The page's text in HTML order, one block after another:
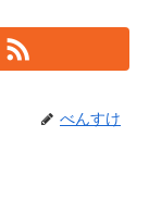
べんすけ